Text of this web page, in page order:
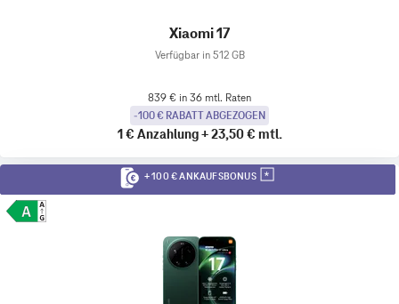
Xiaomi 17
Verfügbar in 512 GB
839 € in 36 mtl. Raten
-100 € RABATT ABGEZOGEN
1 € Anzahlung+23,50 € mtl.
+ 100 € ANKAUFSBONUS